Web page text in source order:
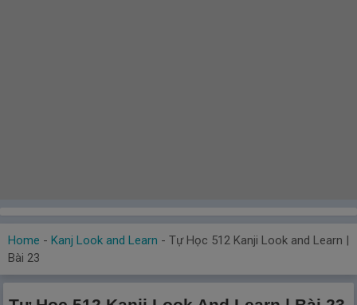
Home - Kanj Look and Learn - Tự Học 512 Kanji Look and Learn |
Bài 23